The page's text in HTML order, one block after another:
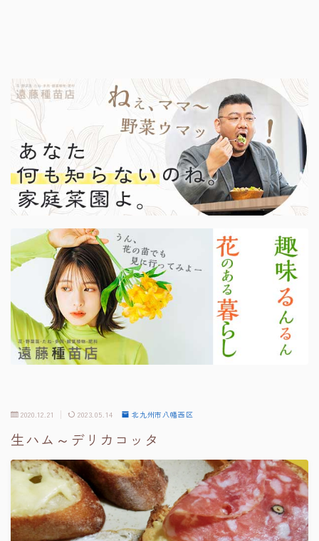
2020.12.21 2023.05.14 北九州市八幡西区
生ハム～デリカコッタ